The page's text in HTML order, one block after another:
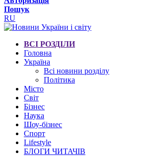
Пошук
RU
ВСІ РОЗДІЛИ
Головна
Україна
Всі новини розділу
Політика
Місто
Світ
Бізнес
Наука
Шоу-бізнес
Спорт
Lifestyle
БЛОГИ ЧИТАЧІВ